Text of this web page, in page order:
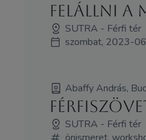
Felállni a
SUTRA - Férfi tér
szombat, 2023-
Abaffy András,
SUTRA - Férfi tér